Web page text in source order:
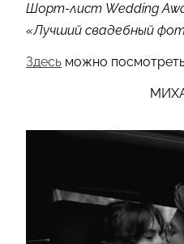
Шорт-лист Wedding
«Лучший свадебный
Здесь можно